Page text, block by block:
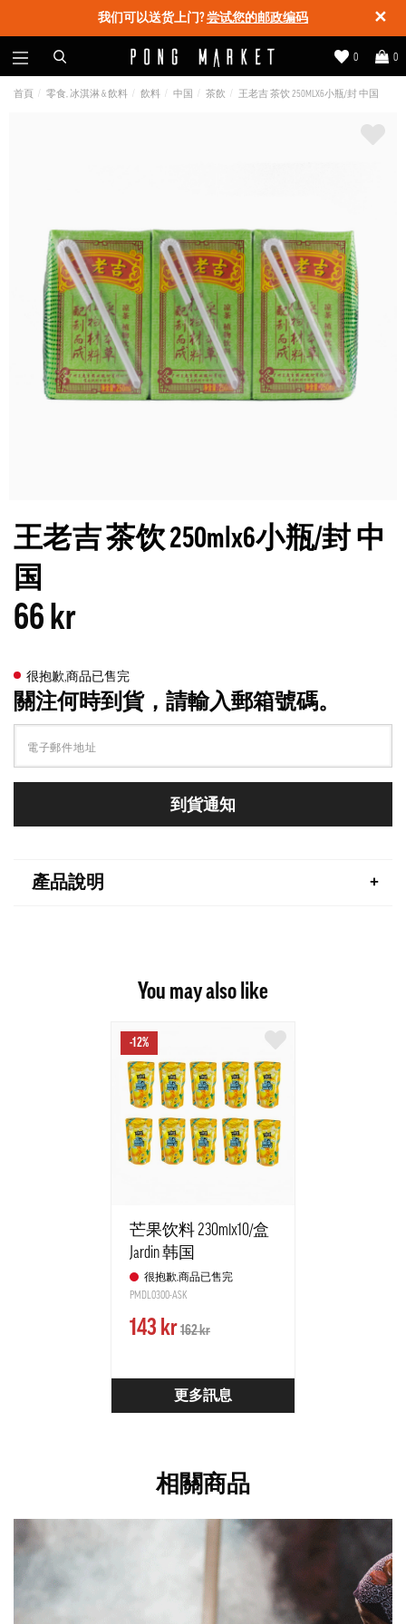
✕
我们可以送货上门?尝试您的邮政编码
0
0
首頁 零食, 冰淇淋 & 飲料 飲料 中国 茶飲 王老吉 茶饮 250MLX6小瓶/封 中国
王老吉 茶饮 250mlx6小瓶/封 中
国
66 kr
很抱歉,商品已售完
關注何時到貨，請輸入郵箱號碼。
到貨通知
產品說明
You may also like
-12%
芒果饮料 230mlx10/盒
Jardin 韩国
很抱歉,商品已售完
PMDL0300-ASK
143 kr162 kr
更多訊息
相關商品